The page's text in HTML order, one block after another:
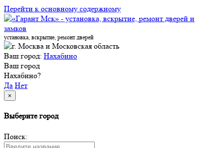
Перейти к основному содержиому
установка, вскрытие, ремонт дверей
Ваш город: Нахабино
Ваш город
Нахабино?
Да Нет
×
Выберите город
Поиск: